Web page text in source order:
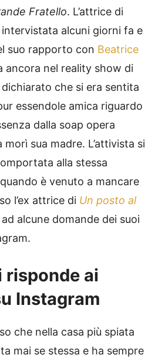
Fratello. L’attrice di
alcuni giorni fa e
suo rapporto con Beatrice
ancora nel reality show di
dichiarato che si era sentita
essendole amica riguardo
dalla soap opera
morì sua madre. L’attivista si
alla stessa
quando è venuto a mancare
l’ex attrice di Un posto al
alcune domande dei suoi
risponde ai
Instagram
che nella casa più spiata
mai se stessa e ha sempre